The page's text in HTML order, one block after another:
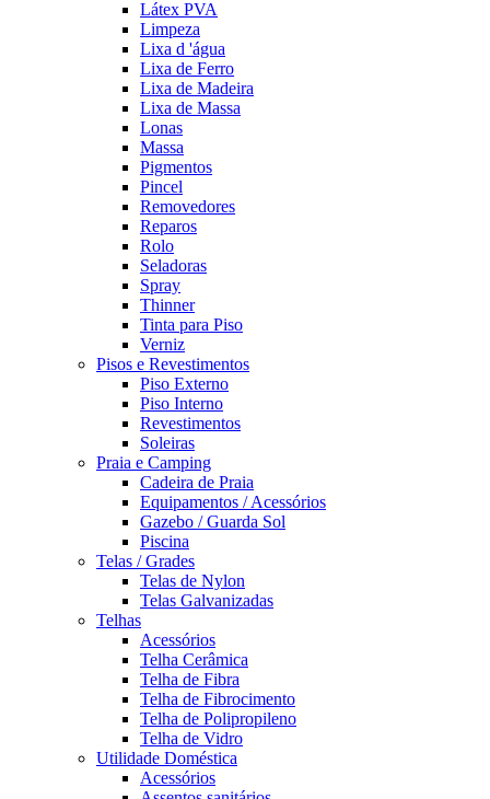
Látex PVA
Limpeza
Lixa d 'água
Lixa de Ferro
Lixa de Madeira
Lixa de Massa
Lonas
Massa
Pigmentos
Pincel
Removedores
Reparos
Rolo
Seladoras
Spray
Thinner
Tinta para Piso
Verniz
Pisos e Revestimentos
Piso Externo
Piso Interno
Revestimentos
Soleiras
Praia e Camping
Cadeira de Praia
Equipamentos / Acessórios
Gazebo / Guarda Sol
Piscina
Telas / Grades
Telas de Nylon
Telas Galvanizadas
Telhas
Acessórios
Telha Cerâmica
Telha de Fibra
Telha de Fibrocimento
Telha de Polipropileno
Telha de Vidro
Utilidade Doméstica
Acessórios